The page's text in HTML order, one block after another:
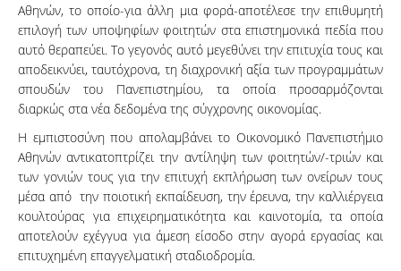
Αθηνών, το οποίο-για άλλη μια φορά-αποτέλεσε την επιθυμητή
επιλογή των υποψηφίων φοιτητών στα επιστημονικά πεδία που
αυτό θεραπεύει. Το γεγονός αυτό μεγεθύνει την επιτυχία τους και
αποδεικνύει, ταυτόχρονα, τη διαχρονική αξία των προγραμμάτων
σπουδών του Πανεπιστημίου, τα οποία προσαρμόζονται
διαρκώς στα νέα δεδομένα της σύγχρονης οικονομίας.
Η εμπιστοσύνη που απολαμβάνει το Οικονομικό Πανεπιστήμιο
Αθηνών αντικατοπτρίζει την αντίληψη των φοιτητών/-τριών και
των γονιών τους για την επιτυχή εκπλήρωση των ονείρων τους
μέσα από την ποιοτική εκπαίδευση, την έρευνα, την καλλιέργεια
κουλτούρας για επιχειρηματικότητα και καινοτομία, τα οποία
αποτελούν εχέγγυα για άμεση είσοδο στην αγορά εργασίας και
επιτυχημένη επαγγελματική σταδιοδρομία.